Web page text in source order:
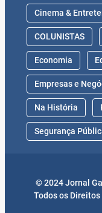
Cinema &
COLUNISTAS
Economia
Empresas e
Na História
Segurança
© 2024 Jornal
Todos os